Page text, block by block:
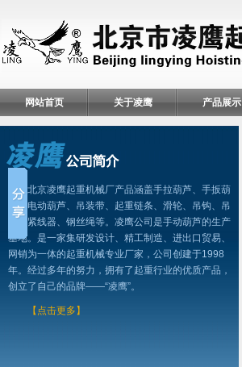
网站首页 关于凌鹰 产品展示
北京凌鹰起重机械厂产品涵盖手拉葫芦、手扳葫
芦、电动葫芦、吊装带、起重链条、滑轮、吊钩、吊
具、紧线器、钢丝绳等。凌鹰公司是手动葫芦的生产
基地。是一家集研发设计、精工制造、进出口贸易、
网销为一体的起重机械专业厂家，公司创建于1998
年。经过多年的努力，拥有了起重行业的优质产品，
创立了自己的品牌——“凌鹰”。
【点击更多】